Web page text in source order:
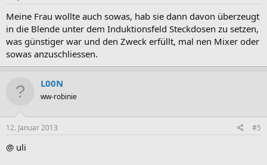
Meine Frau wollte auch sowas, hab sie dann davon überzeugt
in die Blende unter dem Induktionsfeld Steckdosen zu setzen,
was günstiger war und den Zweck erfüllt, mal nen Mixer oder
sowas anzuschliessen.
L00N
ww-robinie
12. Januar 2013 #5
@ uli